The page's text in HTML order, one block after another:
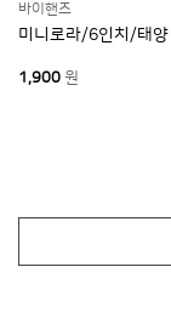
제조자, 수입품의 경우
제조국
배송·설치비용
품질보증기준
바이핸즈
미니로라/6인치/태양
1,900 원